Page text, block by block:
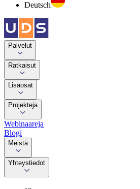
Deutsch
Palvelut
Ratkaisut
Lisäosat
Projekteja
Webinaareja
Blogi
Meistä
Yhteystiedot